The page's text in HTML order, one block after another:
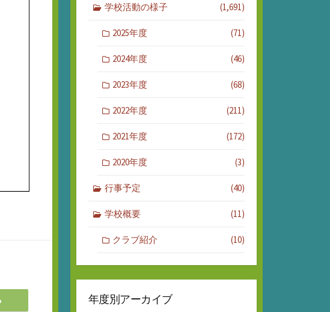
Feedly
学校活動の様子 (1,691)
2025年度 (71)
2024年度 (46)
2023年度 (68)
2022年度 (211)
2021年度 (172)
2020年度 (3)
行事予定 (40)
学校概要 (11)
クラブ紹介 (10)
年度別アーカイブ